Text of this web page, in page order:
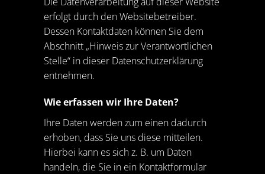
erfolgt durch den Websitebetreiber.
Dessen Kontaktdaten können Sie dem
Abschnitt „Hinweis zur Verantwortlichen
Stelle“ in dieser Datenschutzerklärung
entnehmen.
Wie erfassen wir Ihre Daten?
Ihre Daten werden zum einen dadurch
erhoben, dass Sie uns diese mitteilen.
Hierbei kann es sich z. B. um Daten
handeln, die Sie in ein Kontaktformular